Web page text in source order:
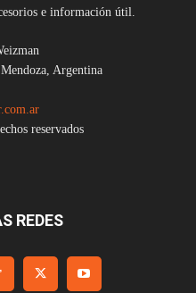
e información útil.
Argentina
reservados
REDES